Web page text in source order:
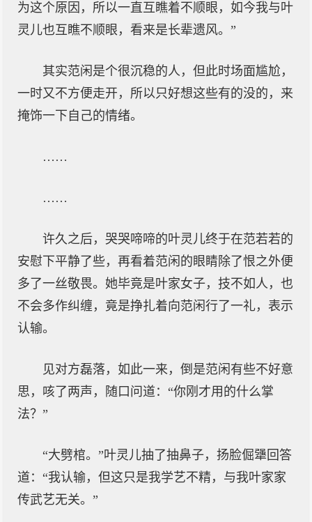
为这个原因，所以一直互瞧着不顺眼，如今我与叶
灵儿也互瞧不顺眼，看来是长辈遗风。”
其实范闲是个很沉稳的人，但此时场面尴尬，
一时又不方便走开，所以只好想这些有的没的，来
掩饰一下自己的情绪。
……
……
许久之后，哭哭啼啼的叶灵儿终于在范若若的
安慰下平静了些，再看着范闲的眼睛除了恨之外便
多了一丝敬畏。她毕竟是叶家女子，技不如人，也
不会多作纠缠，竟是挣扎着向范闲行了一礼，表示
认输。
见对方磊落，如此一来，倒是范闲有些不好意
思，咳了两声，随口问道：“你刚才用的什么掌
法？”
“大劈棺。”叶灵儿抽了抽鼻子，扬脸倔犟回答
道：“我认输，但这只是我学艺不精，与我叶家家
传武艺无关。”